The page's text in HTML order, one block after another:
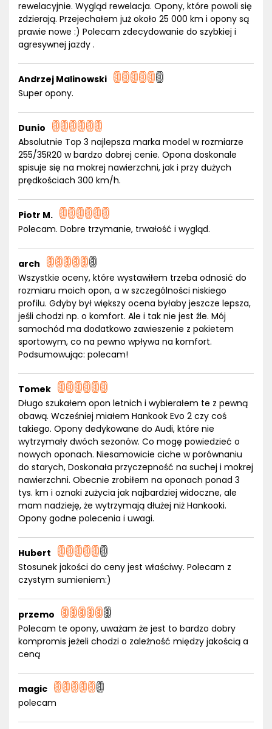
rewelacyjnie. Wygląd rewelacja. Opony, które powoli się
zdzierają. Przejechałem już około 25 000 km i opony są
prawie nowe :) Polecam zdecydowanie do szybkiej i
agresywnej jazdy .
Andrzej Malinowski
Super opony.
Dunio
Absolutnie Top 3 najlepsza marka model w rozmiarze
255/35R20 w bardzo dobrej cenie. Opona doskonale
spisuje się na mokrej nawierzchni, jak i przy dużych
prędkościach 300 km/h.
Piotr M.
Polecam. Dobre trzymanie, trwałość i wygląd.
arch
Wszystkie oceny, które wystawiłem trzeba odnosić do
rozmiaru moich opon, a w szczególności niskiego
profilu. Gdyby był większy ocena byłaby jeszcze lepsza,
jeśli chodzi np. o komfort. Ale i tak nie jest źle. Mój
samochód ma dodatkowo zawieszenie z pakietem
sportowym, co na pewno wpływa na komfort.
Podsumowując: polecam!
Tomek
Długo szukałem opon letnich i wybierałem te z pewną
obawą. Wcześniej miałem Hankook Evo 2 czy coś
takiego. Opony dedykowane do Audi, które nie
wytrzymały dwóch sezonów. Co mogę powiedzieć o
nowych oponach. Niesamowicie ciche w porównaniu
do starych, Doskonała przyczepność na suchej i mokrej
nawierzchni. Obecnie zrobiłem na oponach ponad 3
tys. km i oznaki zużycia jak najbardziej widoczne, ale
mam nadzieję, że wytrzymają dłużej niż Hankooki.
Opony godne polecenia i uwagi.
Hubert
Stosunek jakości do ceny jest właściwy. Polecam z
czystym sumieniem:)
przemo
Polecam te opony, uważam że jest to bardzo dobry
kompromis jeżeli chodzi o zależność między jakością a
ceną
magic
polecam